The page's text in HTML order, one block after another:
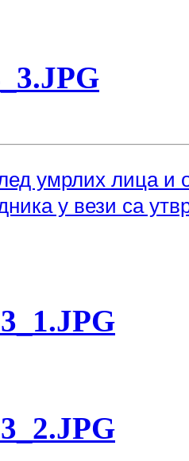
умрлих лица и
у вези са